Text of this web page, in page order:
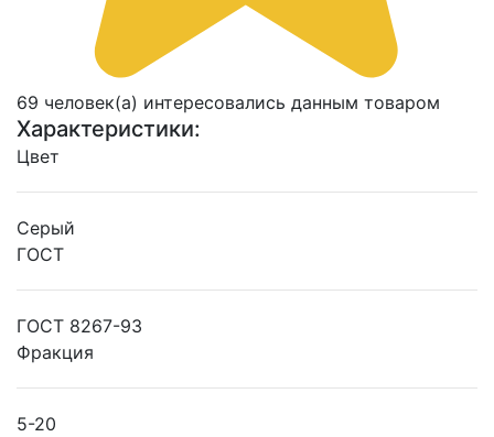
69 человек(а) интересовались данным товаром
Характеристики:
Цвет
Серый
ГОСТ
ГОСТ 8267-93
Фракция
5-20